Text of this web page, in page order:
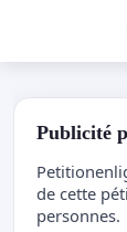
Publicité
de cette
personnes.